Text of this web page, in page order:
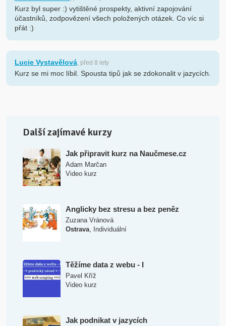
Kurz byl super :) vytištěné prospekty, aktivní zapojování
účastníků, zodpovězení všech položených otázek. Co víc si
přát :)
Lucie Vystavělová, před 8 lety
Kurz se mi moc líbil. Spousta tipů jak se zdokonalit v jazycích.
Další zajímavé kurzy
Jak připravit kurz na Naučmese.cz
Adam Marčan
Video kurz
Anglicky bez stresu a bez peněz
Zuzana Vránová
Ostrava, Individuální
Těžíme data z webu - I
Pavel Kříž
Video kurz
Jak podnikat v jazycích